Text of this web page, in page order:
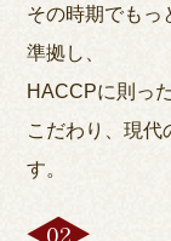
その時期でもっ
準拠し、
HACCPに則っ
こだわり、現代
す。